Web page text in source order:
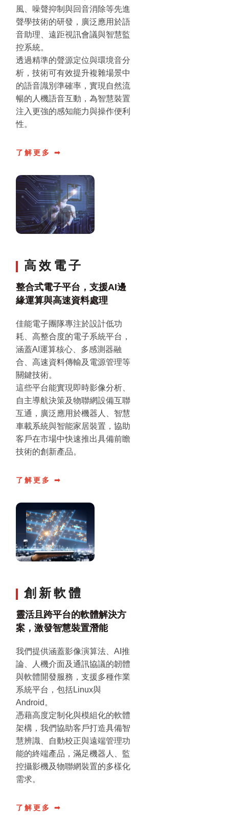
風、噪聲抑制與回音消除等先進
聲學技術的研發，廣泛應用於語
音助理、遠距視訊會議與智慧監
控系統。
透過精準的聲源定位與環境音分
析，技術可有效提升複雜場景中
的語音識別準確率，實現自然流
暢的人機語音互動，為智慧裝置
注入更強的感知能力與操作便利
性。
了解更多 ➟
高效電子
整合式電子平台，支援AI邊
緣運算與高速資料處理
佳能電子團隊專注於設計低功
耗、高整合度的電子系統平台，
涵蓋AI運算核心、多感測器融
合、高速資料傳輸及電源管理等
關鍵技術。
這些平台能實現即時影像分析、
自主導航決策及物聯網設備互聯
互通，廣泛應用於機器人、智慧
車載系統與智能家居裝置，協助
客戶在市場中快速推出具備前瞻
技術的創新產品。
了解更多 ➟
創新軟體
靈活且跨平台的軟體解決方
案，激發智慧裝置潛能
我們提供涵蓋影像演算法、AI推
論、人機介面及通訊協議的韌體
與軟體開發服務，支援多種作業
系統平台，包括Linux與
Android。
憑藉高度定制化與模組化的軟體
架構，我們協助客戶打造具備智
慧辨識、自動校正與遠端管理功
能的終端產品，滿足機器人、監
控攝影機及物聯網裝置的多樣化
需求。
了解更多 ➟